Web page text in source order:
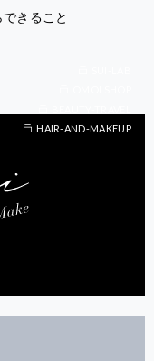
きること
HAIR-AND-MAKEUP